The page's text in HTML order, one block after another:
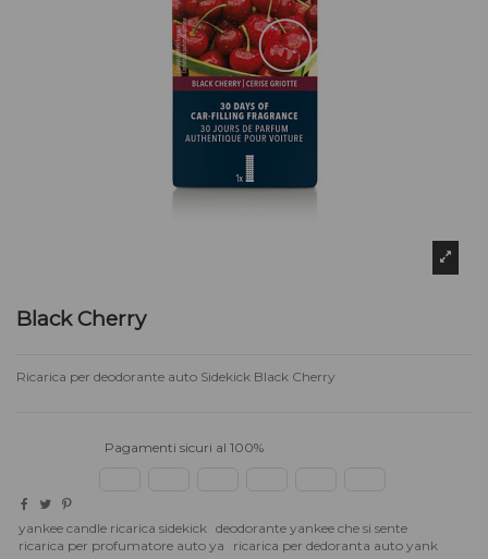
Black Cherry
Ricarica per deodorante auto Sidekick Black Cherry
Pagamenti sicuri al 100%
yankee candle ricarica sidekick deodorante yankee che si sente
ricarica per profumatore auto ya
ricarica per dedoranta auto yank